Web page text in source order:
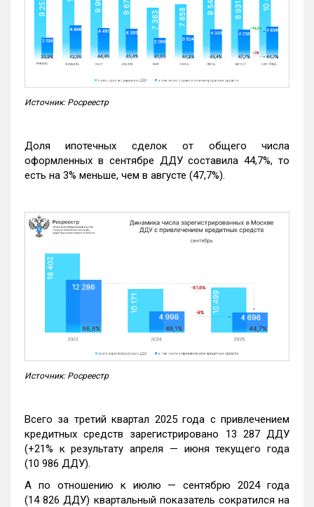
Источник: Росреестр
Доля ипотечных сделок от общего числа
оформленных в сентябре ДДУ составила 44,7%, то
есть на 3% меньше, чем в августе (47,7%).
Источник: Росреестр
Всего за третий квартал 2025 года с привлечением
кредитных средств зарегистрировано 13 287 ДДУ
(+21% к результату апреля — июня текущего года
(10 986 ДДУ).
А по отношению к июлю — сентябрю 2024 года
(14 826 ДДУ) квартальный показатель сократился на